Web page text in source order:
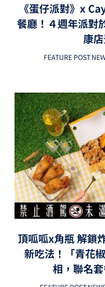
《蛋仔派對》x
餐廳！４週年派對
康
FEATURE POST,
頂呱呱x角瓶 解鎖
新吃法！「青花
相，聯名